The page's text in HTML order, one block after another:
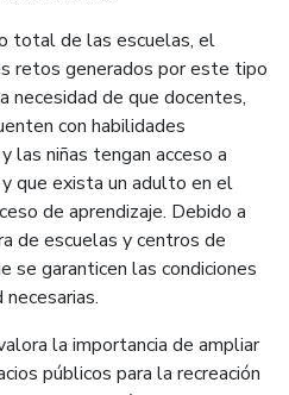
total de las escuelas, el
retos generados por este tipo
de que docentes,
con habilidades
las niñas tengan acceso a
que exista un adulto en el
de aprendizaje. Debido a
de escuelas y centros de
se garanticen las condiciones
la importancia de ampliar
públicos para la recreación